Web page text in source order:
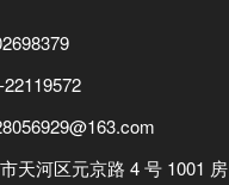
天河区元京路 4 号 1001 房